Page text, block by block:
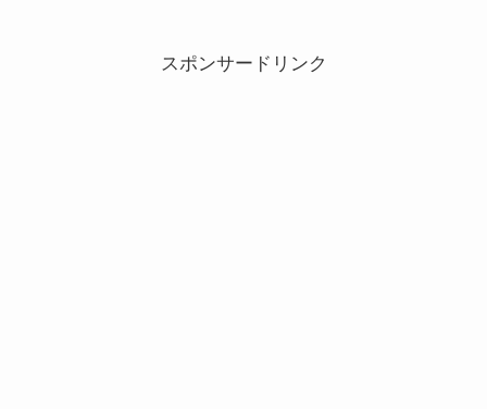
スポンサードリンク